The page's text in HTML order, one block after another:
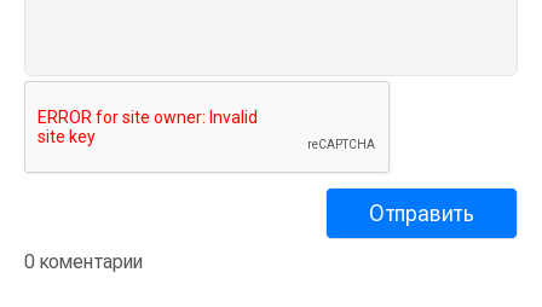
0 коментарии